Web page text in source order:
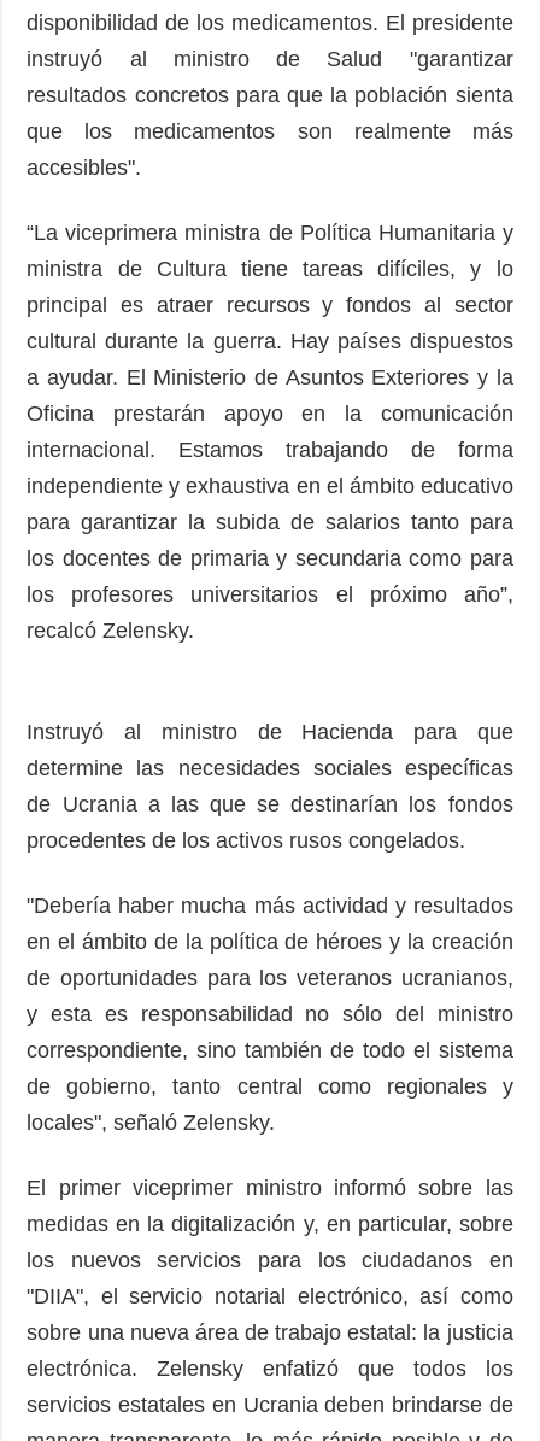
disponibilidad de los medicamentos. El presidente
instruyó al ministro de Salud "garantizar
resultados concretos para que la población sienta
que los medicamentos son realmente más
accesibles".
“La viceprimera ministra de Política Humanitaria y
ministra de Cultura tiene tareas difíciles, y lo
principal es atraer recursos y fondos al sector
cultural durante la guerra. Hay países dispuestos
a ayudar. El Ministerio de Asuntos Exteriores y la
Oficina prestarán apoyo en la comunicación
internacional. Estamos trabajando de forma
independiente y exhaustiva en el ámbito educativo
para garantizar la subida de salarios tanto para
los docentes de primaria y secundaria como para
los profesores universitarios el próximo año”,
recalcó Zelensky.
Instruyó al ministro de Hacienda para que
determine las necesidades sociales específicas
de Ucrania a las que se destinarían los fondos
procedentes de los activos rusos congelados.
"Debería haber mucha más actividad y resultados
en el ámbito de la política de héroes y la creación
de oportunidades para los veteranos ucranianos,
y esta es responsabilidad no sólo del ministro
correspondiente, sino también de todo el sistema
de gobierno, tanto central como regionales y
locales", señaló Zelensky.
El primer viceprimer ministro informó sobre las
medidas en la digitalización y, en particular, sobre
los nuevos servicios para los ciudadanos en
"DIIA", el servicio notarial electrónico, así como
sobre una nueva área de trabajo estatal: la justicia
electrónica. Zelensky enfatizó que todos los
servicios estatales en Ucrania deben brindarse de